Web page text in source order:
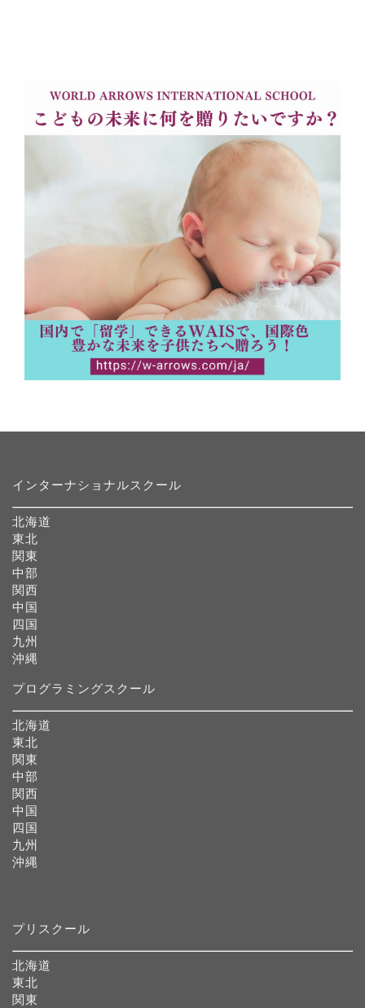
インターナショナルスクール
北海道
東北
関東
中部
関西
中国
四国
九州
沖縄
プログラミングスクール
北海道
東北
関東
中部
関西
中国
四国
九州
沖縄
プリスクール
北海道
東北
関東